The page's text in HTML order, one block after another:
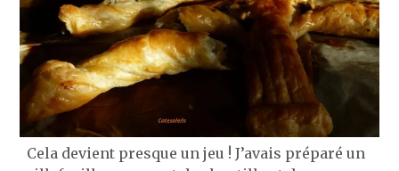
Cela devient presque un jeu ! J’avais préparé un